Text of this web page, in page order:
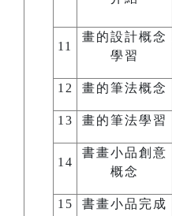
11
畫的設計概念
學習
12 畫的筆法概念
13 畫的筆法學習
14
書畫小品創意
概念
15 書畫小品完成